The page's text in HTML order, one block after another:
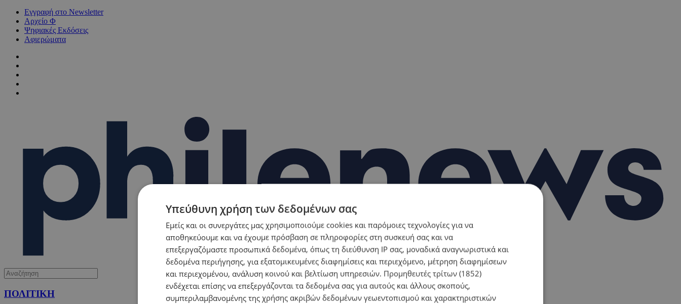
Εγγραφή στο Newsletter
Αρχείο Φ
Ψηφιακές Εκδόσεις
Αφιερώματα
ΠΟΛΙΤΙΚΗ
Υπεύθυνη χρήση των δεδομένων σας
Εμείς και οι συνεργάτες μας χρησιμοποιούμε cookies και παρόμοιες τεχνολογίες για να
αποθηκεύουμε και να έχουμε πρόσβαση σε πληροφορίες στη συσκευή σας και να
επεξεργαζόμαστε προσωπικά δεδομένα, όπως τη διεύθυνση IP σας, μοναδικά αναγνωριστικά και
δεδομένα περιήγησης, για εξατομικευμένες διαφημίσεις και περιεχόμενο, μέτρηση διαφημίσεων
και περιεχομένου, ανάλυση κοινού και βελτίωση υπηρεσιών. Προμηθευτές τρίτων (1852)
ενδέχεται επίσης να επεξεργάζονται τα δεδομένα σας για αυτούς και άλλους σκοπούς,
συμπεριλαμβανομένης της χρήσης ακριβών δεδομένων γεωεντοπισμού και χαρακτηριστικών